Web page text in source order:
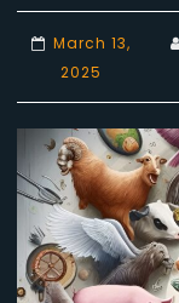
March 13,
2025